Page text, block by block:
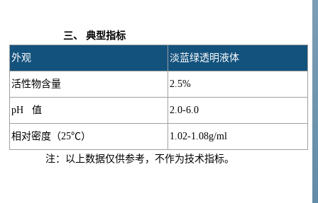
三、典型指标
外观 淡蓝绿透明液体
活性物含量 2.5%
pH值 2.0-6.0
相对密度（25℃） 1.02-1.08g/ml
注：以上数据仅供参考，不作为技术指标。